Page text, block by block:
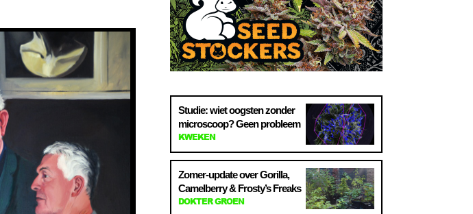
Studie: wiet oogsten zonder
microscoop? Geen probleem
KWEKEN
Zomer-update over Gorilla,
Camelberry & Frosty’s Freaks
DOKTER GROEN